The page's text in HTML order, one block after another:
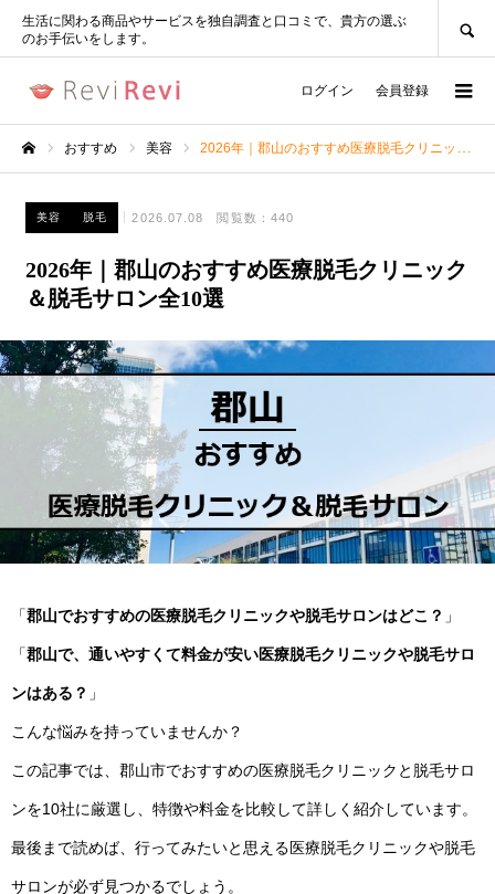
生活に関わる商品やサービスを独自調査と口コミで、貴方の選ぶ
のお手伝いをします。
ログイン 会員登録
おすすめ 美容 2026年｜郡山のおすすめ医療脱毛クリニック＆脱毛サロン全10選
美容 脱毛 2026.07.08 閲覧数：440
2026年｜郡山のおすすめ医療脱毛クリニック
＆脱毛サロン全10選
「郡山でおすすめの医療脱毛クリニックや脱毛サロンはどこ？ 」
「郡山で、通いやすくて料金が安い医療脱毛クリニックや脱毛サロ
ンはある？ 」
こんな悩みを持っていませんか？
この記事では、郡山市でおすすめの医療脱毛クリニックと脱毛サロ
ンを10社に厳選し、特徴や料金を比較して詳しく紹介しています。
最後まで読めば、行ってみたいと思える医療脱毛クリニックや脱毛
サロンが必ず見つかるでしょう。